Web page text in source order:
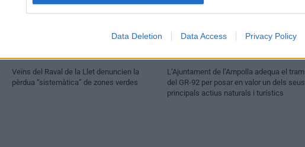
Data Deletion Data Access Privacy Policy
Veïns del Raval de la Llet denuncien la
pèrdua “sistemàtica” de zones verdes
L’Ajuntament de l’Ampolla adequa el tram
del GR-92 per posar en valor un dels seus
principals actius naturals i turístics